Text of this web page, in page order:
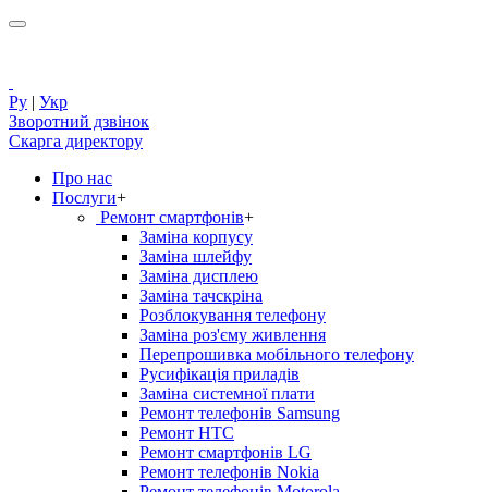
Ру | Укр
Зворотний дзвінок
Скарга директору
Про нас
Послуги+
Ремонт смартфонів+
Заміна корпусу
Заміна шлейфу
Заміна дисплею
Заміна тачскріна
Розблокування телефону
Заміна роз'єму живлення
Перепрошивка мобільного телефону
Русифікація приладів
Заміна системної плати
Ремонт телефонів Samsung
Ремонт HTC
Ремонт смартфонів LG
Ремонт телефонів Nokia